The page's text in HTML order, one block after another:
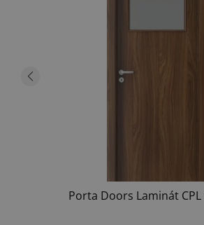
Porta Doors Laminát